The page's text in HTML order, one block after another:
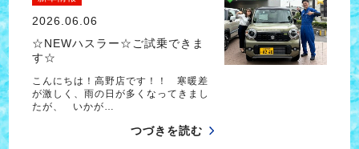
2026.06.06
☆NEWハスラー☆ご試乗できま
す☆
こんにちは！高野店です！！ 寒暖差
が激しく、雨の日が多くなってきまし
たが、 いかが…
つづきを読む